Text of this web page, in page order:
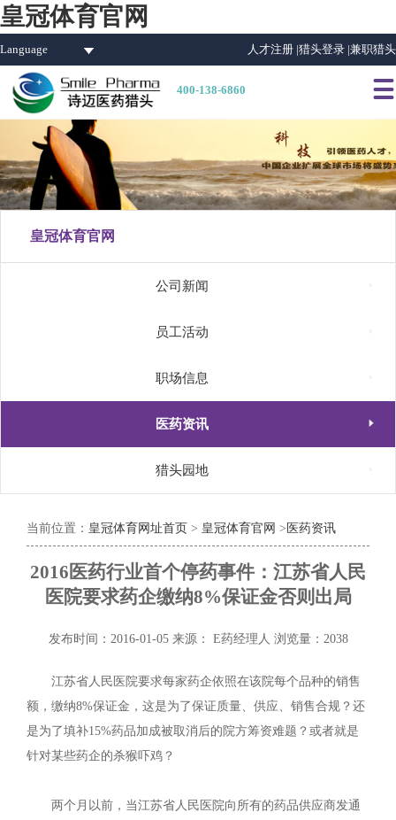
皇冠体育官网
Language 人才注册 |猎头登录 |兼职猎头
400-138-6860 
皇冠体育官网
公司新闻
员工活动
职场信息
医药资讯 
猎头园地
当前位置： 皇冠体育网址首页 > 皇冠体育官网 > 医药资讯
2016医药行业首个停药事件：江苏省人民
医院要求药企缴纳8%保证金否则出局
发布时间：2016-01-05 来源： E药经理人 浏览量：2038
江苏省人民医院要求每家药企依照在该院每个品种的销售
额，缴纳8%保证金，这是为了保证质量、供应、销售合规？还
是为了填补15%药品加成被取消后的院方筹资难题？或者就是
针对某些药企的杀猴吓鸡？
两个月以前，当江苏省人民医院向所有的药品供应商发通